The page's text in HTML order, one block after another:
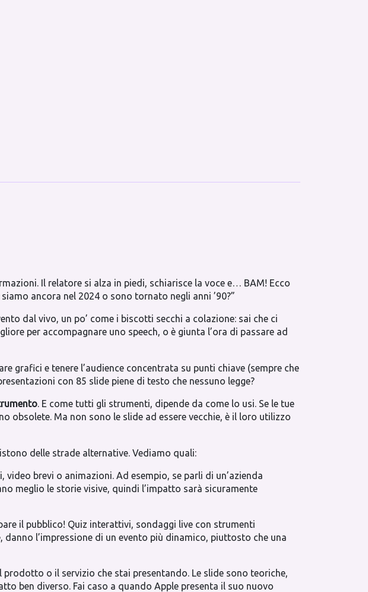
Il relatore si alza in piedi, schiarisce la voce e… BAM! Ecco
ancora nel 2024 o sono tornato negli anni ’90?”
dal vivo, un po’ come i biscotti secchi a colazione: sai che ci
per accompagnare uno speech, o è giunta l’ora di passare ad
grafici e tenere l’audience concentrata su punti chiave (sempre che
con 85 slide piene di testo che nessuno legge?
. E come tutti gli strumenti, dipende da come lo usi. Se le tue
obsolete. Ma non sono le slide ad essere vecchie, è il loro utilizzo
delle strade alternative. Vediamo quali:
brevi o animazioni. Ad esempio, se parli di un’azienda
meglio le storie visive, quindi l’impatto sarà sicuramente
il pubblico! Quiz interattivi, sondaggi live con strumenti
danno l’impressione di un evento più dinamico, piuttosto che una
o il servizio che stai presentando. Le slide sono teoriche,
ben diverso. Fai caso a quando Apple presenta il suo nuovo